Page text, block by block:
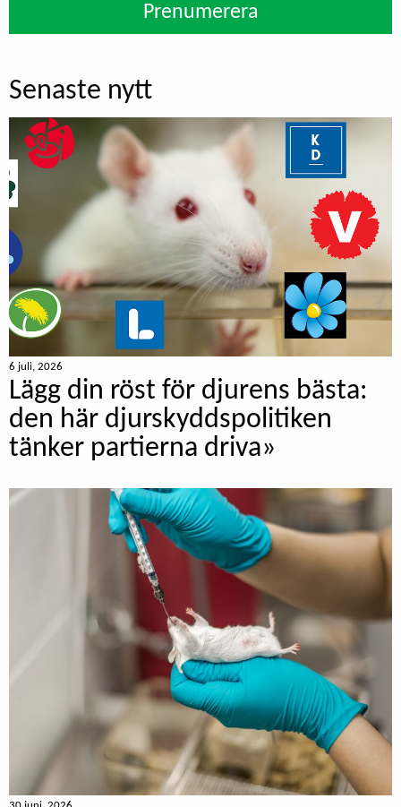
Prenumerera
Senaste nytt
6 juli, 2026
Lägg din röst för djurens bästa:
den här djurskyddspolitiken
tänker partierna driva»